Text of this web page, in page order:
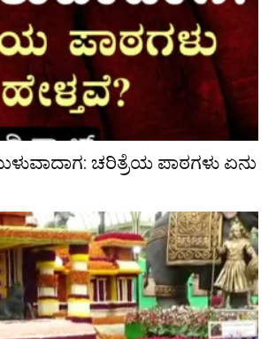
ಚರಿತ್ರೆಯ ಪಾಠಗಳು ಏನು